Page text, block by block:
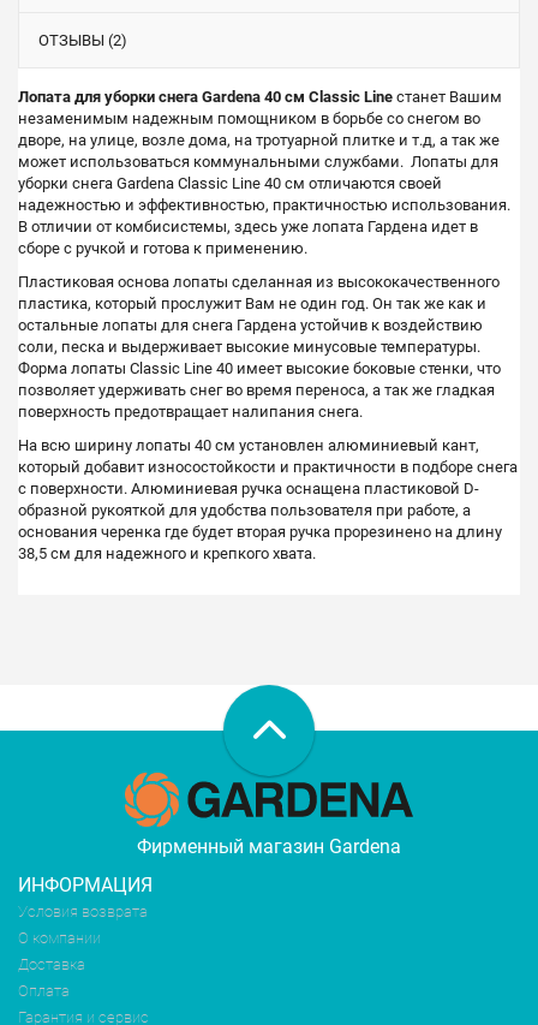
ОТЗЫВЫ (2)
Лопата для уборки снега Gardena 40 см Classic Line станет Вашим
незаменимым надежным помощником в борьбе со снегом во
дворе, на улице, возле дома, на тротуарной плитке и т.д, а так же
может использоваться коммунальными службами. Лопаты для
уборки снега Gardena Classic Line 40 см отличаются своей
надежностью и эффективностью, практичностью использования.
В отличии от комбисистемы, здесь уже лопата Гардена идет в
сборе с ручкой и готова к применению.
Пластиковая основа лопаты сделанная из высококачественного
пластика, который прослужит Вам не один год. Он так же как и
остальные лопаты для снега Гардена устойчив к воздействию
соли, песка и выдерживает высокие минусовые температуры.
Форма лопаты Classic Line 40 имеет высокие боковые стенки, что
позволяет удерживать снег во время переноса, а так же гладкая
поверхность предотвращает налипания снега.
На всю ширину лопаты 40 см установлен алюминиевый кант,
который добавит износостойкости и практичности в подборе снега
с поверхности. Алюминиевая ручка оснащена пластиковой D-
образной рукояткой для удобства пользователя при работе, а
основания черенка где будет вторая ручка прорезинено на длину
38,5 см для надежного и крепкого хвата.
Фирменный магазин Gardena
ИНФОРМАЦИЯ
Условия возврата
О компании
Доставка
Оплата
Гарантия и сервис